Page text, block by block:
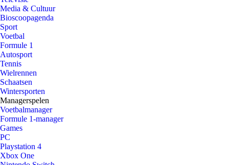
Media & Cultuur
Bioscoopagenda
Sport
Voetbal
Formule 1
Autosport
Tennis
Wielrennen
Schaatsen
Wintersporten
Managerspelen
Voetbalmanager
Formule 1-manager
Games
PC
Playstation 4
Xbox One